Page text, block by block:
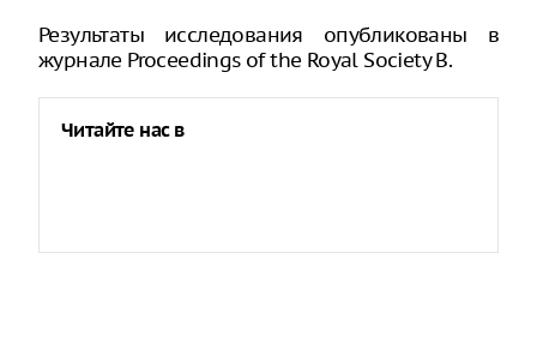
Результаты исследования опубликованы в
журнале Proceedings of the Royal Society B.
Читайте нас в